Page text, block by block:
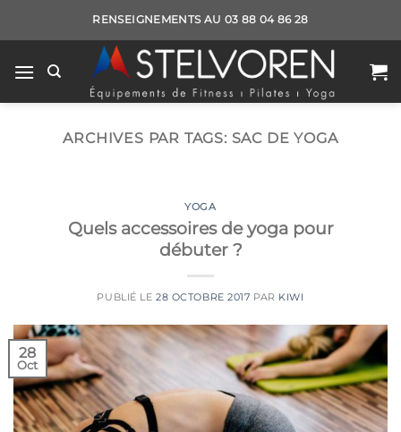
RENSEIGNEMENTS AU 03 88 04 86 28
ARCHIVES PAR TAGS: SAC DE YOGA
YOGA
Quels accessoires de yoga pour
débuter ?
PUBLIÉ LE28 OCTOBRE 2017 PAR KIWI
28
Oct